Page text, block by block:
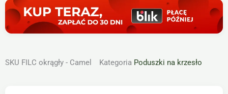
SKU FILC okrągły - Camel Kategoria Poduszki na krzesło